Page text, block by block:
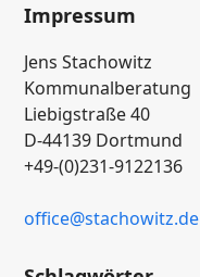
Impressum
Jens Stachowitz
Kommunalberatung
Liebigstraße 40
D-44139 Dortmund
+49-(0)231-9122136
office@stachowitz.de